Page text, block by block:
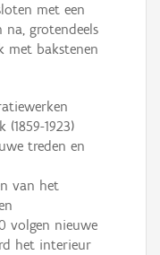
met een
na, grotendeels
met bakstenen
1923)
treden en
van het
volgen nieuwe
het interieur